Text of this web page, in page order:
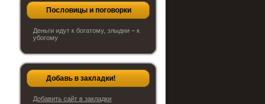
Пословицы и поговорки
Деньги идут к богатому, злыдни – к
убогому
Добавь в закладки!
Добавить сайт в закладки